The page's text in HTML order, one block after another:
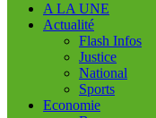
A LA UNE
Actualité
Flash Infos
Justice
National
Sports
Economie